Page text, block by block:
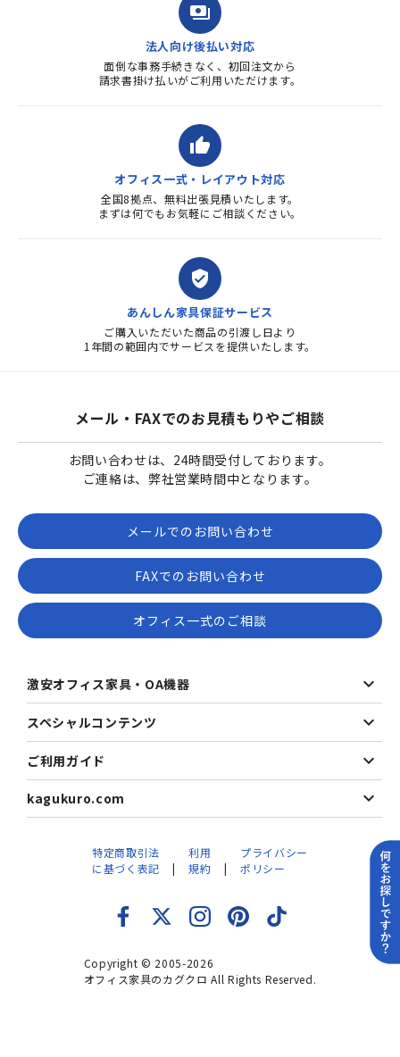
payments
法人向け後払い対応
面倒な事務手続きなく、初回注文から
請求書掛け払いがご利用いただけます。
thumb_up
オフィス一式・レイアウト対応
全国8拠点、無料出張見積いたします。
まずは何でもお気軽にご相談ください。
verified_user
あんしん家具保証サービス
ご購入いただいた商品の引渡し日より
1年間の範囲内でサービスを提供いたします。
メール・FAXでのお見積もりやご相談
お問い合わせは、24時間受付しております。
ご連絡は、弊社営業時間中となります。
メールでのお問い合わせ
FAXでのお問い合わせ
オフィス一式のご相談
激安オフィス家具・OA機器
スペシャルコンテンツ
ご利用ガイド
kagukuro.com
Copyright © 2005-2026
オフィス家具のカグクロ All Rights Reserved.
特定商取引法
に基づく表記
利用
規約
プライバシー
ポリシー